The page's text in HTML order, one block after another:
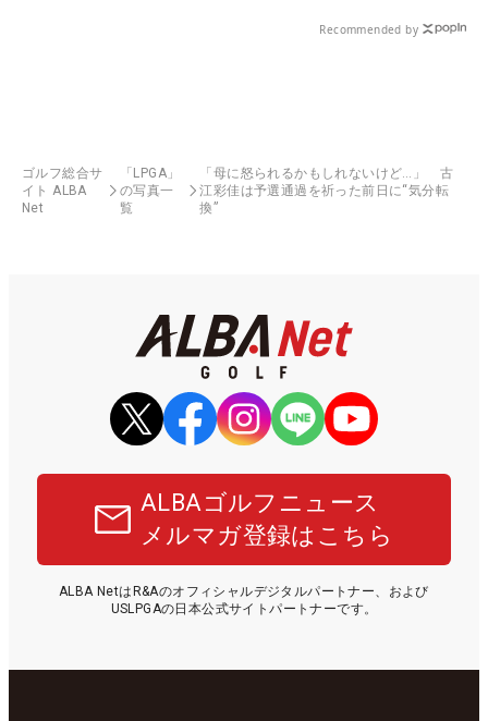
Recommended by
ゴルフ総合サ
イト ALBA
Net
「LPGA」
の写真一
覧
「母に怒られるかもしれないけど…」 古
江彩佳は予選通過を祈った前日に“気分転
換”
ALBAゴルフニュース
メルマガ登録はこちら
ALBA NetはR&Aのオフィシャルデジタルパートナー、および
USLPGAの日本公式サイトパートナーです。